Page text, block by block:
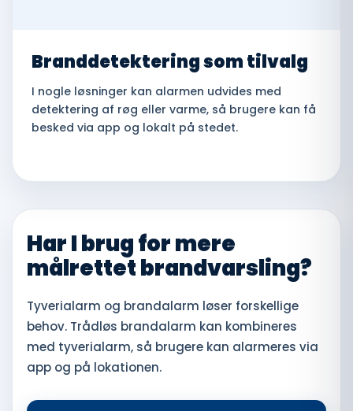
Branddetektering som tilvalg
I nogle løsninger kan alarmen udvides med
detektering af røg eller varme, så brugere kan få
besked via app og lokalt på stedet.
Har I brug for mere
målrettet brandvarsling?
Tyverialarm og brandalarm løser forskellige
behov. Trådløs brandalarm kan kombineres
med tyverialarm, så brugere kan alarmeres via
app og på lokationen.